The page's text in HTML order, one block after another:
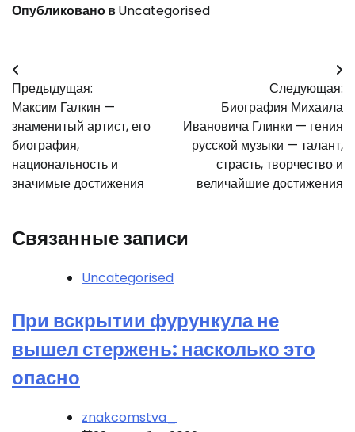
Опубликовано вUncategorised
Навигация
по
записям
Предыдущая:
Максим Галкин —
знаменитый артист, его
биография,
национальность и
значимые достижения
Следующая:
Биография Михаила
Ивановича Глинки — гения
русской музыки — талант,
страсть, творчество и
величайшие достижения
Связанные записи
Uncategorised
При вскрытии фурункула не
вышел стержень: насколько это
опасно
znakcomstva_